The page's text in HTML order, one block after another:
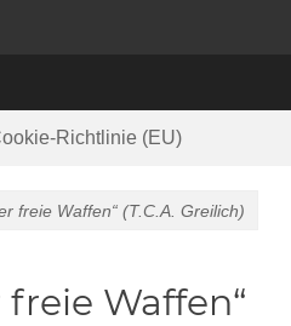
Richtlinie (EU)
freie Waffen“ (T.C.A. Greilich)
Waffen“